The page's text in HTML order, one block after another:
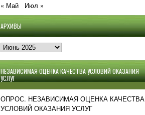
« Май Июл »
АРХИВЫ
Архивы
НЕЗАВИСИМАЯ ОЦЕНКА КАЧЕСТВА УСЛОВИЙ ОКАЗАНИЯ
УСЛУГ
ОПРОС. НЕЗАВИСИМАЯ ОЦЕНКА КАЧЕСТВА
УСЛОВИЙ ОКАЗАНИЯ УСЛУГ